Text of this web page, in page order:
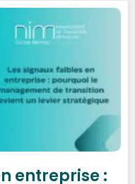
entreprise :